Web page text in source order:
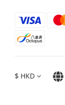
$ HKD